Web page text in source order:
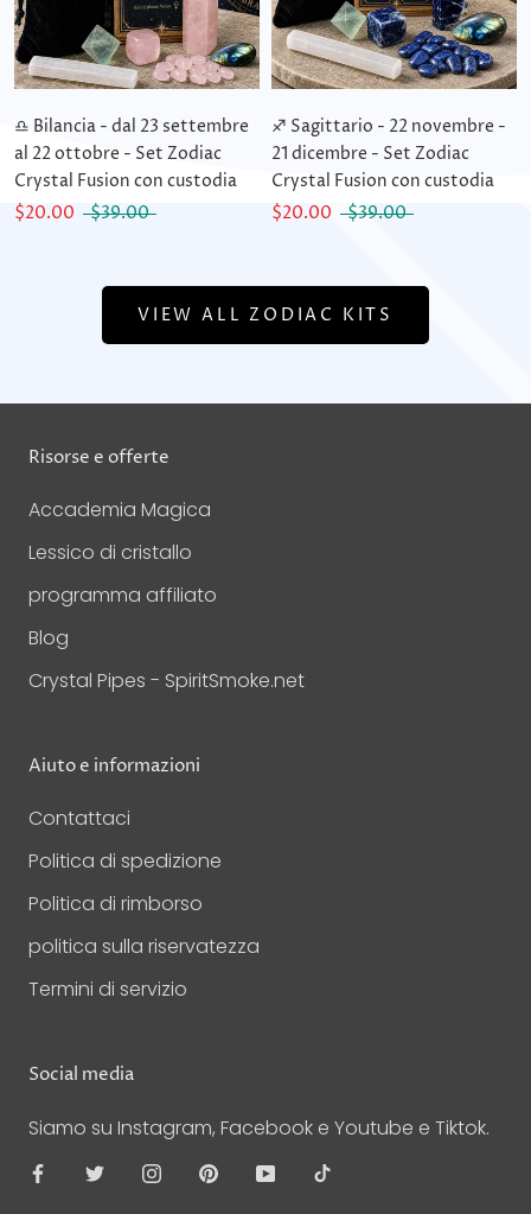
♎ Bilancia - dal 23 settembre
al 22 ottobre - Set Zodiac
Crystal Fusion con custodia
$20.00
$39.00
♐ Sagittario - 22 novembre -
21 dicembre - Set Zodiac
Crystal Fusion con custodia
$20.00
$39.00
VIEW ALL ZODIAC KITS
Risorse e offerte
Accademia Magica
Lessico di cristallo
programma affiliato
Blog
Crystal Pipes - SpiritSmoke.net
Aiuto e informazioni
Contattaci
Politica di spedizione
Politica di rimborso
politica sulla riservatezza
Termini di servizio
Social media
Siamo su Instagram, Facebook e Youtube e Tiktok.